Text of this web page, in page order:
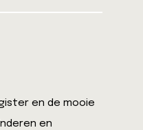
en de mooie
en